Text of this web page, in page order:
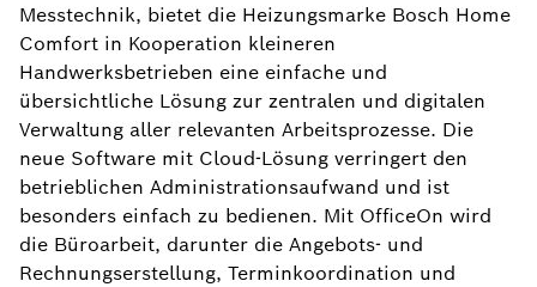
Messtechnik, bietet die Heizungsmarke Bosch Home
Comfort in Kooperation kleineren
Handwerksbetrieben eine einfache und
übersichtliche Lösung zur zentralen und digitalen
Verwaltung aller relevanten Arbeitsprozesse. Die
neue Software mit Cloud-Lösung verringert den
betrieblichen Administrationsaufwand und ist
besonders einfach zu bedienen. Mit OfficeOn wird
die Büroarbeit, darunter die Angebots- und
Rechnungserstellung, Terminkoordination und